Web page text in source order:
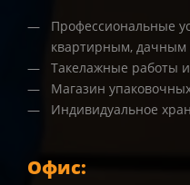
Профессиональные
квартирным, дачным
Такелажные работы и
Магазин
Индивидуальное
Офис: